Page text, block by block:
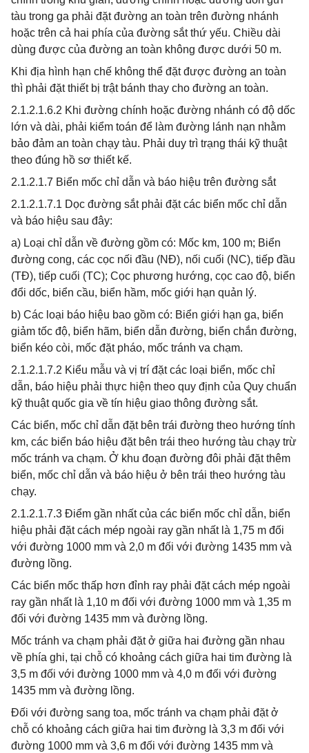
tàu trong ga phải đặt đường an toàn trên đường nhánh
hoặc trên cả hai phía của đường sắt thứ yếu. Chiều dài
dùng được của đường an toàn không được dưới 50 m.
Khi địa hình hạn chế không thể đặt được đường an toàn
thì phải đặt thiết bị trật bánh thay cho đường an toàn.
2.1.2.1.6.2 Khi đường chính hoặc đường nhánh có độ dốc
lớn và dài, phải kiểm toán để làm đường lánh nạn nhằm
bảo đảm an toàn chạy tàu. Phải duy trì trạng thái kỹ thuật
theo đúng hồ sơ thiết kế.
2.1.2.1.7 Biển mốc chỉ dẫn và báo hiệu trên đường sắt
2.1.2.1.7.1 Dọc đường sắt phải đặt các biển mốc chỉ dẫn
và báo hiệu sau đây:
a) Loại chỉ dẫn về đường gồm có: Mốc km, 100 m; Biển
đường cong, các cọc nối đầu (NĐ), nối cuối (NC), tiếp đầu
(TĐ), tiếp cuối (TC); Cọc phương hướng, cọc cao độ, biển
đổi dốc, biển cầu, biển hầm, mốc giới hạn quản lý.
b) Các loại báo hiệu bao gồm có: Biển giới hạn ga, biển
giảm tốc độ, biển hãm, biển dẫn đường, biển chắn đường,
biển kéo còi, mốc đặt pháo, mốc tránh va chạm.
2.1.2.1.7.2 Kiểu mẫu và vị trí đặt các loại biển, mốc chỉ
dẫn, báo hiệu phải thực hiện theo quy định của Quy chuẩn
kỹ thuật quốc gia về tín hiệu giao thông đường sắt.
Các biển, mốc chỉ dẫn đặt bên trái đường theo hướng tính
km, các biển báo hiệu đặt bên trái theo hướng tàu chạy trừ
mốc tránh va chạm. Ở khu đoạn đường đôi phải đặt thêm
biển, mốc chỉ dẫn và báo hiệu ở bên trái theo hướng tàu
chạy.
2.1.2.1.7.3 Điểm gần nhất của các biển mốc chỉ dẫn, biển
hiệu phải đặt cách mép ngoài ray gần nhất là 1,75 m đối
với đường 1000 mm và 2,0 m đối với đường 1435 mm và
đường lồng.
Các biển mốc thấp hơn đỉnh ray phải đặt cách mép ngoài
ray gần nhất là 1,10 m đối với đường 1000 mm và 1,35 m
đối với đường 1435 mm và đường lồng.
Mốc tránh va chạm phải đặt ở giữa hai đường gần nhau
về phía ghi, tại chỗ có khoảng cách giữa hai tim đường là
3,5 m đối với đường 1000 mm và 4,0 m đối với đường
1435 mm và đường lồng.
Đối với đường sang toa, mốc tránh va chạm phải đặt ở
chỗ có khoảng cách giữa hai tim đường là 3,3 m đối với
đường 1000 mm và 3,6 m đối với đường 1435 mm và